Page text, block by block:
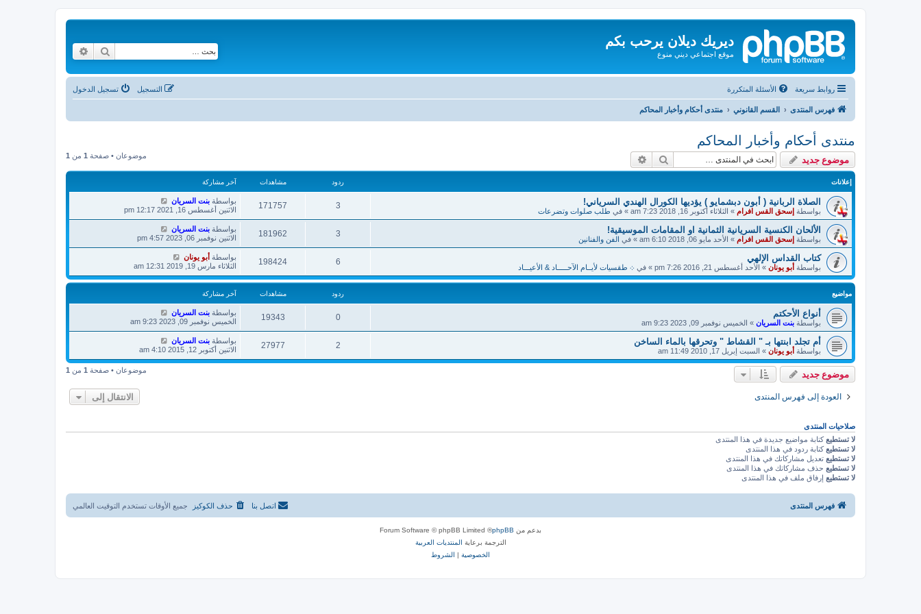
ديريك ديلان يرحب بكم
موقع اجتماعي ديني منوع بحث
روابط سريعة الأسئلة المتكررة تسجيل الدخول التسجيل
فهرس المنتدى القسم القانوني منتدى أحكام وأخبار المحاكم
منتدى أحكام وأخبار المحاكم
موضوع جديد بحث موضوعان • صفحة 1 من 1
إعلانات ردود مشاهدات آخر مشاركة
الصلاة الربانية ( أبون دبشمايو ) يؤديها الكورال الهندي السرياني!
بواسطة إسحق القس افرام » الثلاثاء أكتوبر 16, 2018 7:23 am » في طلب صلوات وتضرعات
3
171757 بواسطة بنت السريان
الاثنين أغسطس 16, 2021 12:17 pm
الألحان الكنسية السريانية الثمانية او المقامات الموسيقية!
بواسطة إسحق القس افرام » الأحد مايو 06, 2018 6:10 am » في الفن والفنانين
3
181962 بواسطة بنت السريان
الاثنين نوفمبر 06, 2023 4:57 pm
كتاب القداس الإلهي
بواسطة أبو يونان » الأحد أغسطس 21, 2016 7:26 pm » في ܀ طقسيات لأيــام الآحـــــاد & الأعيـــاد
6
198424 بواسطة أبو يونان
الثلاثاء مارس 19, 2019 12:31 am
مواضيع ردود مشاهدات آخر مشاركة
أنواع الأحكتم
بواسطة بنت السريان » الخميس نوفمبر 09, 2023 9:23 am
0
19343 بواسطة بنت السريان
الخميس نوفمبر 09, 2023 9:23 am
أم تجلد ابنتها بـ " القشاط " وتحرقها بالماء الساخن
بواسطة أبو يونان » السبت إبريل 17, 2010 11:49 am
2
27977 بواسطة بنت السريان
الاثنين أكتوبر 12, 2015 4:10 am
موضوع جديد موضوعان • صفحة 1 من 1
العودة إلى فهرس المنتدى الانتقال إلى
صلاحيات المنتدى
لا تستطيع كتابة مواضيع جديدة في هذا المنتدى
لا تستطيع كتابة ردود في هذا المنتدى
لا تستطيع تعديل مشاركاتك في هذا المنتدى
لا تستطيع حذف مشاركاتك في هذا المنتدى
لا تستطيع إرفاق ملف في هذا المنتدى
فهرس المنتدى جميع الأوقات تستخدم التوقيت العالمي حذف الكوكيز اتصل بنا
بدعم من phpBB
® Forum Software © phpBB Limited
الترجمة برعاية المنتديات العربية
الخصوصية | الشروط